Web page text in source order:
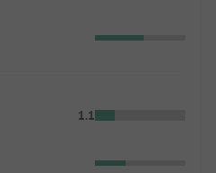
1.1